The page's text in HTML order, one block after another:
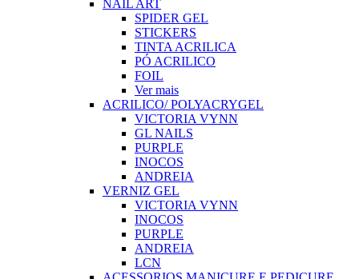
NAIL ART
SPIDER GEL
STICKERS
TINTA ACRILICA
PÓ ACRILICO
FOIL
Ver mais
ACRILICO/ POLYACRYGEL
VICTORIA VYNN
GL NAILS
PURPLE
INOCOS
ANDREIA
VERNIZ GEL
VICTORIA VYNN
INOCOS
PURPLE
ANDREIA
LCN